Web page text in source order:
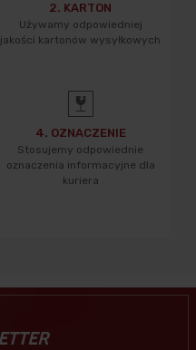
2. KARTON
Używamy odpowiedniej
jakości kartonów wysyłkowych
4. OZNACZENIE
Stosujemy odpowiednie
oznaczenia informacyjne dla
kuriera